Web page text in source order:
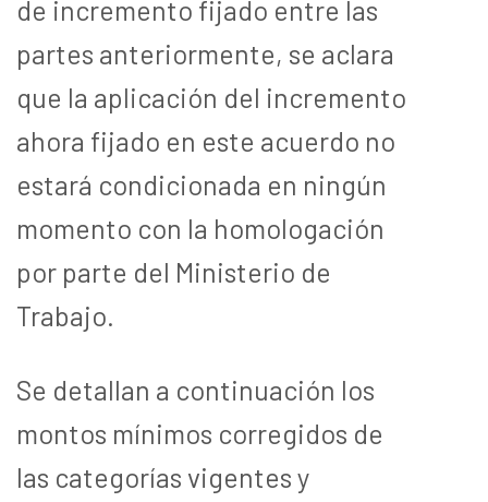
de incremento fijado entre las
partes anteriormente, se aclara
que la aplicación del incremento
ahora fijado en este acuerdo no
estará condicionada en ningún
momento con la homologación
por parte del Ministerio de
Trabajo.
Se detallan a continuación los
montos mínimos corregidos de
las categorías vigentes y